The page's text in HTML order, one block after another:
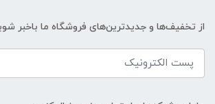
از تخفیف‌ها و جدیدترین‌های فروشگاه ما باخبر